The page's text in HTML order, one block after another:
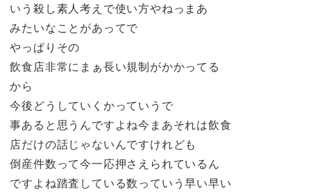
いう殺し素人考えで使い方やねっまあ
みたいなことがあってで
やっぱりその
飲食店非常にまぁ長い規制がかかってる
から
今後どうしていくかっていうで
事あると思うんですよね今まあそれは飲食
店だけの話じゃないんですけれども
倒産件数って今一応押さえられているん
ですよね踏査している数っていう早い早い